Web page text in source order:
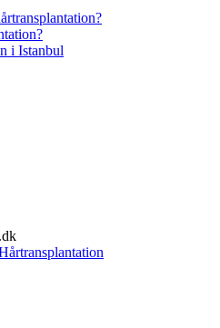
i Istanbul